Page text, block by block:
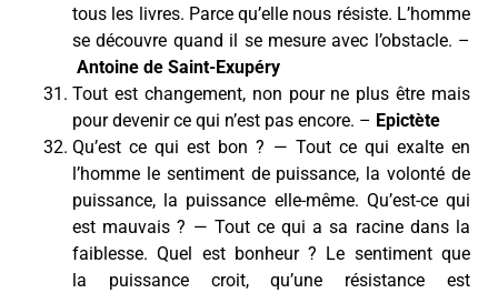
tous les livres. Parce qu’elle nous résiste. L’homme
se découvre quand il se mesure avec l’obstacle. –
Antoine de Saint-Exupéry
Tout est changement, non pour ne plus être mais
pour devenir ce qui n’est pas encore. – Epictète
Qu’est ce qui est bon ? — Tout ce qui exalte en
l’homme le sentiment de puissance, la volonté de
puissance, la puissance elle-même. Qu’est-ce qui
est mauvais ? — Tout ce qui a sa racine dans la
faiblesse. Quel est bonheur ? Le sentiment que
la puissance croit, qu’une résistance est